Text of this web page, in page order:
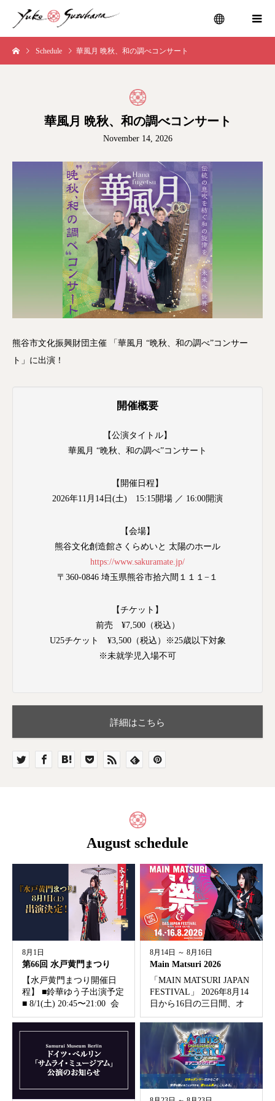
Schedule 華風月 晩秋、和の調べコンサート
華風月 晩秋、和の調べコンサート
November 14, 2026
熊谷市文化振興財団主催 「華風月 “晩秋、和の調べ”コンサー
ト」に出演！
開催概要
【公演タイトル】
華風月 “晩秋、和の調べ”コンサート
【開催日程】
2026年11月14日(土) 15:15開場 ／ 16:00開演
【会場】
熊谷文化創造館さくらめいと 太陽のホール
https://www.sakuramate.jp/
〒360-0846 埼玉県熊谷市拾六間１１１−１
【チケット】
前売 ¥7,500（税込）
U25チケット ¥3,500（税込）※25歳以下対象
※未就学児入場不可
詳細はこちら
August schedule
8月1日
第66回 水戸黄門まつり
【水戸黄門まつり開催日
程】 ■鈴華ゆう子出演予定
■ 8/1(土) 20:45〜21:00 会
場： 国道50号 南町３丁
り開始時刻が早まる場合
があります。...
8月14日 ～ 8月16日
Main Matsuri 2026
「MAIN MATSURI JAPAN
FESTIVAL」 2026年8月14
日から16日の三日間、オ
ッフェンバッハのBüsing-
Parkで開催されます。 会
場には日本食や和文化関
連のブースが立ち並...